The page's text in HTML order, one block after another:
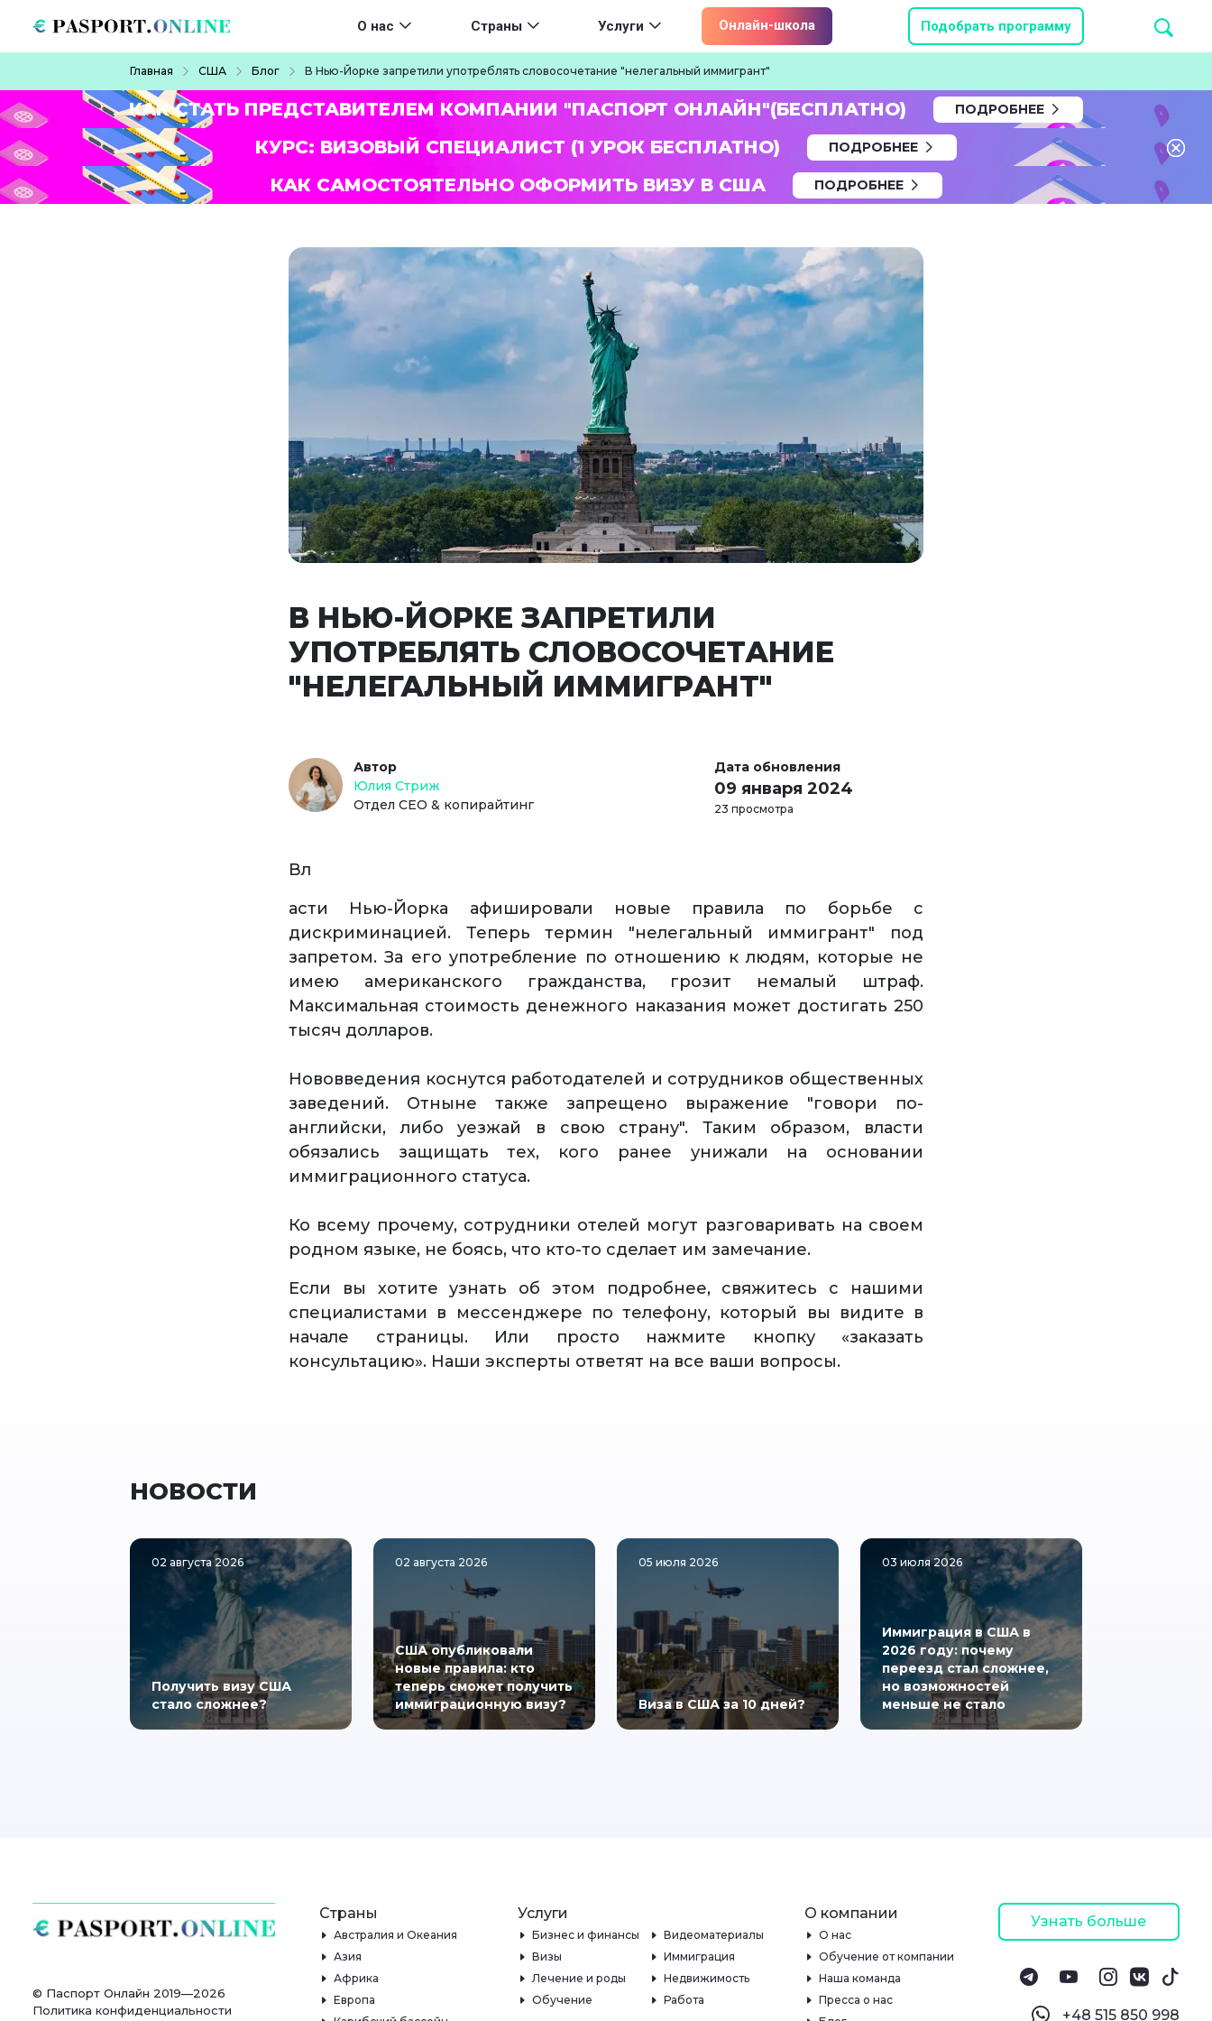
Main navigation
О нас Страны Услуги Онлайн-школа Подобрать программу
Главная США Блог В Нью-Йорке запретили употреблять словосочетание "нелегальный иммигрант"
КАК СТАТЬ ПРЕДСТАВИТЕЛЕМ КОМПАНИИ "ПАСПОРТ ОНЛАЙН"(БЕСПЛАТНО) ПОДРОБНЕЕ
КУРС: ВИЗОВЫЙ СПЕЦИАЛИСТ (1 УРОК БЕСПЛАТНО) ПОДРОБНЕЕ
КАК САМОСТОЯТЕЛЬНО ОФОРМИТЬ ВИЗУ В США ПОДРОБНЕЕ
В НЬЮ-ЙОРКЕ ЗАПРЕТИЛИ
УПОТРЕБЛЯТЬ СЛОВОСОЧЕТАНИЕ
"НЕЛЕГАЛЬНЫЙ ИММИГРАНТ"
Автор
Юлия Стриж
Отдел СЕО & копирайтинг
Дата обновления
09 января 2024
23 просмотра
Вл
асти Нью-Йорка афишировали новые правила по борьбе с
дискриминацией. Теперь термин "нелегальный иммигрант" под
запретом. За его употребление по отношению к людям, которые не
имею американского гражданства, грозит немалый штраф.
Максимальная стоимость денежного наказания может достигать 250
тысяч долларов.
Нововведения коснутся работодателей и сотрудников общественных
заведений. Отныне также запрещено выражение "говори по-
английски, либо уезжай в свою страну". Таким образом, власти
обязались защищать тех, кого ранее унижали на основании
иммиграционного статуса.
Ко всему прочему, сотрудники отелей могут разговаривать на своем
родном языке, не боясь, что кто-то сделает им замечание.
Если вы хотите узнать об этом подробнее, свяжитесь с нашими
специалистами в мессенджере по телефону, который вы видите в
начале страницы. Или просто нажмите кнопку «заказать
консультацию». Наши эксперты ответят на все ваши вопросы.
НОВОСТИ
02 августа 2026
Получить визу США
стало сложнее?
02 августа 2026
США опубликовали
новые правила: кто
теперь сможет получить
иммиграционную визу?
05 июля 2026
Виза в США за 10 дней?
03 июля 2026
Иммиграция в США в
2026 году: почему
переезд стал сложнее,
но возможностей
меньше не стало
© Паспорт Онлайн 2019—2026
Политика конфиденциальности
Страны
Австралия и Океания
Азия
Африка
Европа
Услуги
Бизнес и финансы
Видеоматериалы
Визы
Иммиграция
Лечение и роды
Недвижимость
Обучение
Работа
О компании
О нас
Обучение от компании
Наша команда
Пресса о нас
Узнать больше
‪+48 515 850 998‬